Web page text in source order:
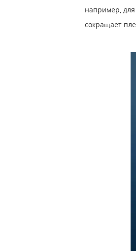
например, для
сокращает